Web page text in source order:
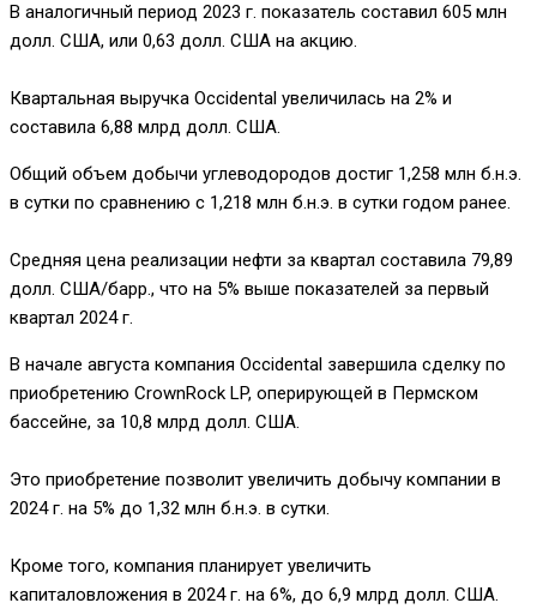
В аналогичный период 2023 г. показатель составил 605 млн
долл. США, или 0,63 долл. США на акцию.
Квартальная выручка Occidental увеличилась на 2% и
составила 6,88 млрд долл. США.
Общий объем добычи углеводородов достиг 1,258 млн б.н.э.
в сутки по сравнению с 1,218 млн б.н.э. в сутки годом ранее.
Средняя цена реализации нефти за квартал составила 79,89
долл. США/барр., что на 5% выше показателей за первый
квартал 2024 г.
В начале августа компания Occidental завершила сделку по
приобретению CrownRock LP, оперирующей в Пермском
бассейне, за 10,8 млрд долл. США.
Это приобретение позволит увеличить добычу компании в
2024 г. на 5% до 1,32 млн б.н.э. в сутки.
Кроме того, компания планирует увеличить
капиталовложения в 2024 г. на 6%, до 6,9 млрд долл. США.